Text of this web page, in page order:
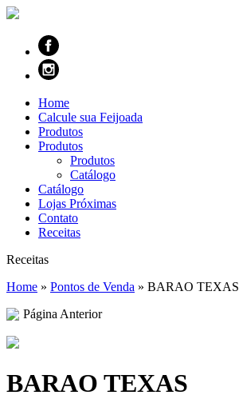
Home
Calcule sua Feijoada
Produtos
Produtos
Produtos
Catálogo
Catálogo
Lojas Próximas
Contato
Receitas
Receitas
Home » Pontos de Venda » BARAO TEXAS
Página Anterior
BARAO TEXAS